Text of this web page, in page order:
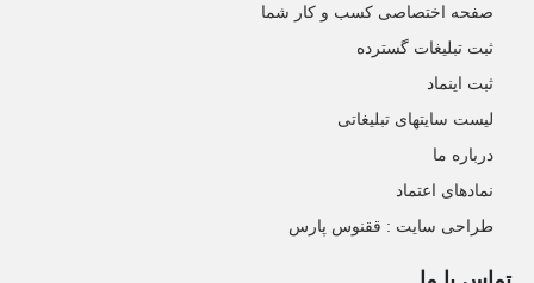
صفحه اختصاصی کسب و کار شما
ثبت تبلیغات گسترده
ثبت اینماد
لیست سایتهای تبلیغاتی
درباره ما
نمادهای اعتماد
طراحی سایت : ققنوس پارس